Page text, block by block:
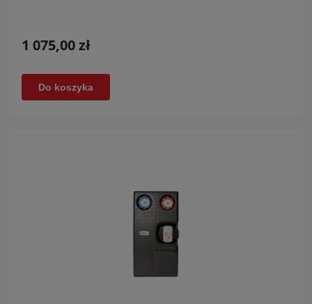
1 075,00 zł
Do koszyka